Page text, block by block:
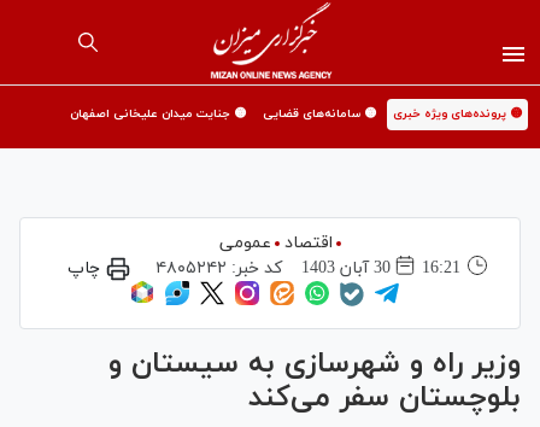
🟡 پرونده‌های ویژه خبری 🟡 سامانه‌های قضایی 🟡 جنایت میدان علیخانی اصفهان
اقتصاد
عمومی
16:21
30 آبان 1403 کد خبر: ۴۸۰۵۲۴۲ چاپ
وزیر راه و شهرسازی به سیستان و
بلوچستان سفر می‌کند